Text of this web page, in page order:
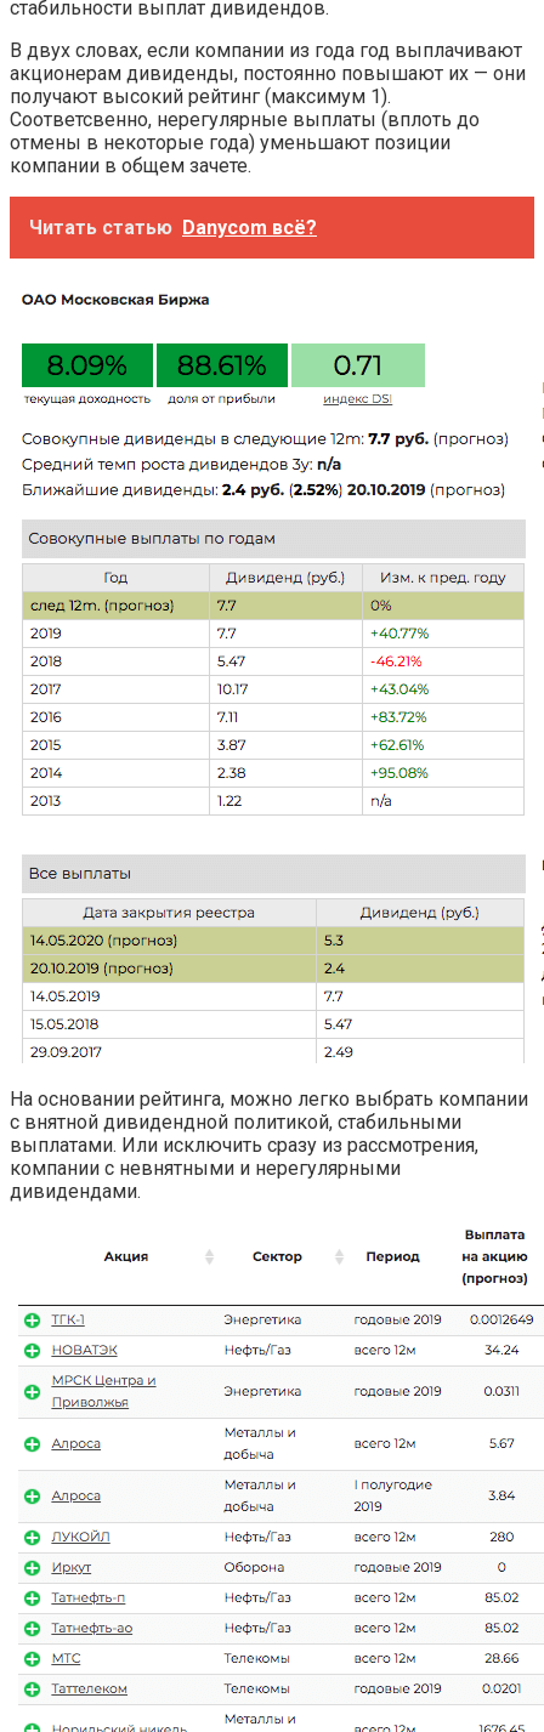
стабильности выплат дивидендов.
В двух словах, если компании из года год выплачивают
акционерам дивиденды, постоянно повышают их — они
получают высокий рейтинг (максимум 1).
Соответсвенно, нерегулярные выплаты (вплоть до
отмены в некоторые года) уменьшают позиции
компании в общем зачете.
Читать статью Danycom всё?
На основании рейтинга, можно легко выбрать компании
с внятной дивидендной политикой, стабильными
выплатами. Или исключить сразу из рассмотрения,
компании с невнятными и нерегулярными
дивидендами.